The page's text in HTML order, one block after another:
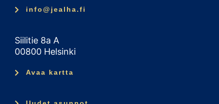
info@jealha.fi
Siilitie 8a A
00800 Helsinki
Avaa kartta